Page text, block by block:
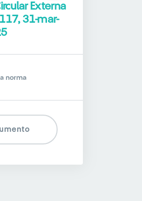
Externa
31-mar-
norma